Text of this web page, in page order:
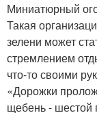
Миниатюрный
Такая
зелени может
стремлением
что-то своими
«Дорожки
щебень - шестой